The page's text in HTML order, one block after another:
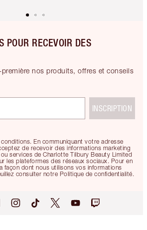
POUR RECEVOIR DES
première nos produits, offres et conseils
En communiquant votre adresse
de recevoir des informations marketing
services de Charlotte Tilbury Beauty Limited
les plateformes des réseaux sociaux. Pour en
façon dont nous utilisons vos informations
consulter notre Politique de confidentialité.
INSCRIPTION